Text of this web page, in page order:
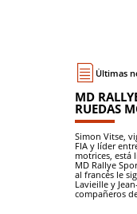
Últimas
MD
RUEDAS
Simon Vitse,
FIA y líder
motrices, está
MD Rallye
al francés le
Lavieille y
compañeros